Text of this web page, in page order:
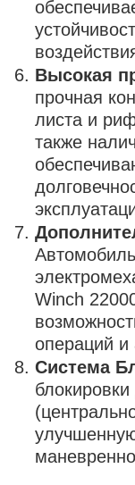
Высокая
прочная
листа и
также
Winch
операций и
Система